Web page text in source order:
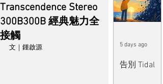
Transcendence Stereo
300B300B 經典魅力全
接觸
文｜鍾啟源
告別 Tidal
5 days ago